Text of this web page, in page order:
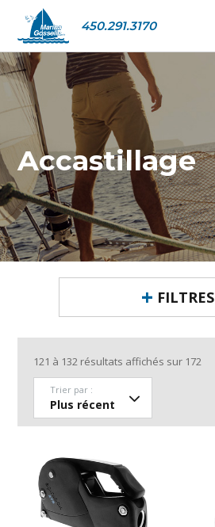
450.291.3170
Accastillage
FILTRES
121 à 132 résultats affichés sur 172
Trier par :